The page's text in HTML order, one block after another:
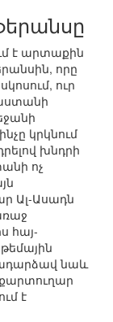
է արտաքին
որը
ուր
կրկնում
խնդրի
ոչ
Ալ-Ասադն
հայ-
նաև
է